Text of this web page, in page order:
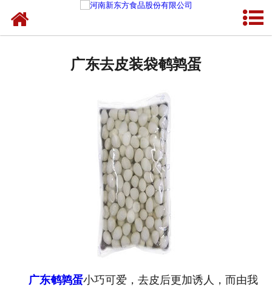
广东熟食品
广东调味品
广东鸡蛋壳粉
广东新东方食品
广东食品代加工
广东去皮装袋鹌鹑蛋
广东鹌鹑蛋小巧可爱，去皮后更加诱人，而由我